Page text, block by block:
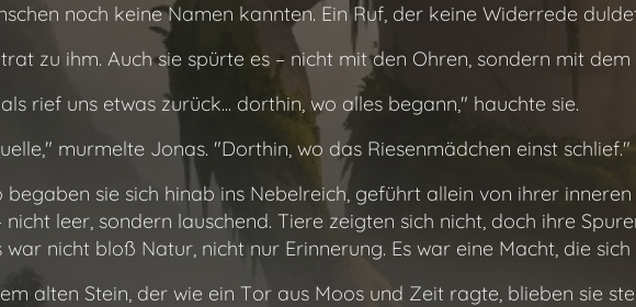
noch keine Namen kannten. Ein Ruf, der keine Widerrede
zu ihm. Auch sie spürte es – nicht mit den Ohren, sondern mit dem
rief uns etwas zurück... dorthin, wo alles begann," hauchte sie.
murmelte Jonas. "Dorthin, wo das Riesenmädchen einst schlief."
begaben sie sich hinab ins Nebelreich, geführt allein von ihrer
nicht leer, sondern lauschend. Tiere zeigten sich nicht, doch ihre
war nicht bloß Natur, nicht nur Erinnerung. Es war eine Macht, die
alten Stein, der wie ein Tor aus Moos und Zeit ragte, blieben sie